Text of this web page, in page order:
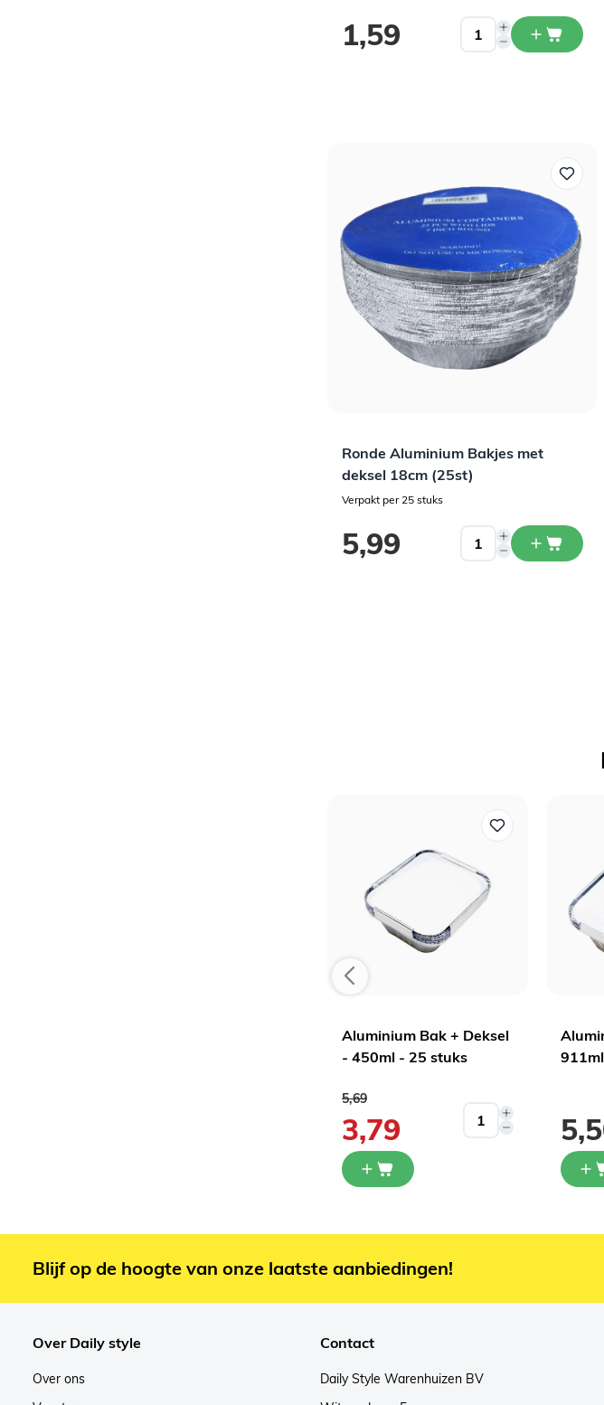
1,59
Ronde Aluminium Bakjes met
deksel 18cm (25st)
Verpakt per 25 stuks
5,99
Aluminium Bak + Deksel
- 450ml - 25 stuks
3,79
Normale prijs
5,69
Blijf op de hoogte van onze laatste aanbiedingen!
Over Daily style
Over ons
Contact
Daily Style Warenhuizen BV